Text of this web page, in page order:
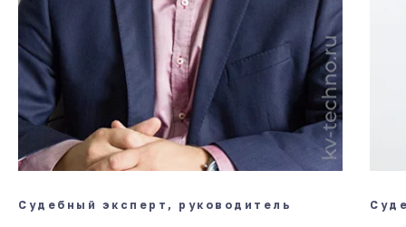
Судебный эксперт, руководитель